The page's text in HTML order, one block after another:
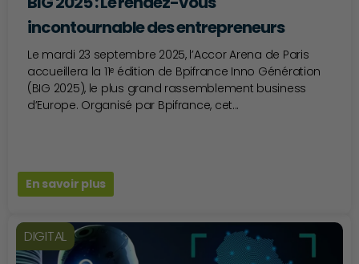
incontournable des entrepreneurs
Le mardi 23 septembre 2025, l’Accor Arena de Paris
accueillera la 11ᵉ édition de Bpifrance Inno Génération
(BIG 2025), le plus grand rassemblement business
d’Europe. Organisé par Bpifrance, cet...
En savoir plus
DIGITAL